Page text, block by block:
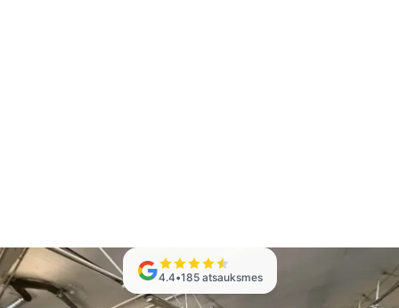
4.4•185 atsauksmes